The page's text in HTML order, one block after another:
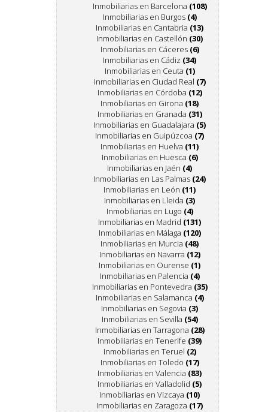
Inmobiliarias en Barcelona (108)
Inmobiliarias en Burgos (4)
Inmobiliarias en Cantabria (13)
Inmobiliarias en Castellón (30)
Inmobiliarias en Cáceres (6)
Inmobiliarias en Cádiz (34)
Inmobiliarias en Ceuta (1)
Inmobiliarias en Ciudad Real (7)
Inmobiliarias en Córdoba (12)
Inmobiliarias en Girona (18)
Inmobiliarias en Granada (31)
Inmobiliarias en Guadalajara (5)
Inmobiliarias en Guipúzcoa (7)
Inmobiliarias en Huelva (11)
Inmobiliarias en Huesca (6)
Inmobiliarias en Jaén (4)
Inmobiliarias en Las Palmas (24)
Inmobiliarias en León (11)
Inmobiliarias en Lleida (3)
Inmobiliarias en Lugo (4)
Inmobiliarias en Madrid (131)
Inmobiliarias en Málaga (120)
Inmobiliarias en Murcia (48)
Inmobiliarias en Navarra (12)
Inmobiliarias en Ourense (1)
Inmobiliarias en Palencia (4)
Inmobiliarias en Pontevedra (35)
Inmobiliarias en Salamanca (4)
Inmobiliarias en Segovia (3)
Inmobiliarias en Sevilla (54)
Inmobiliarias en Tarragona (28)
Inmobiliarias en Tenerife (39)
Inmobiliarias en Teruel (2)
Inmobiliarias en Toledo (17)
Inmobiliarias en Valencia (83)
Inmobiliarias en Valladolid (5)
Inmobiliarias en Vizcaya (10)
Inmobiliarias en Zaragoza (17)